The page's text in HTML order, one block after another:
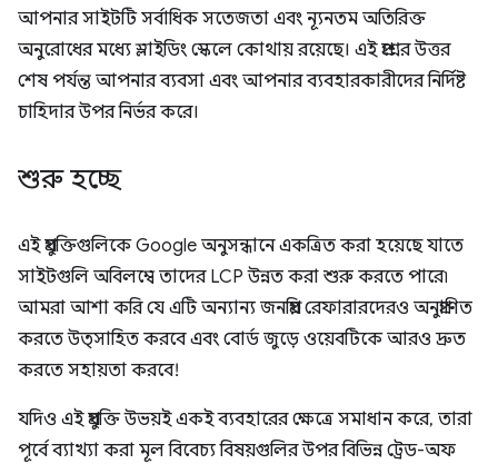
আপনার সাইটটি সর্বাধিক সতেজতা এবং ন্যূনতম অতিরিক্ত
অনুরোধের মধ্যে স্লাইডিং স্কেলে কোথায় রয়েছে। এই প্রশ্নের উত্তর
শেষ পর্যন্ত আপনার ব্যবসা এবং আপনার ব্যবহারকারীদের নির্দিষ্ট
চাহিদার উপর নির্ভর করে।
শুরু হচ্ছে
এই প্রযুক্তিগুলিকে Google অনুসন্ধানে একত্রিত করা হয়েছে যাতে
সাইটগুলি অবিলম্বে তাদের LCP উন্নত করা শুরু করতে পারে৷
আমরা আশা করি যে এটি অন্যান্য জনপ্রিয় রেফারারদেরও অনুপ্রাণিত
করতে উত্সাহিত করবে এবং বোর্ড জুড়ে ওয়েবটিকে আরও দ্রুত
করতে সহায়তা করবে!
যদিও এই প্রযুক্তি উভয়ই একই ব্যবহারের ক্ষেত্রে সমাধান করে, তারা
পূর্বে ব্যাখ্যা করা মূল বিবেচ্য বিষয়গুলির উপর বিভিন্ন ট্রেড-অফ